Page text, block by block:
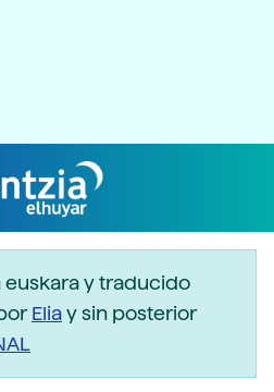
euskara y traducido
Eliay sin posterior